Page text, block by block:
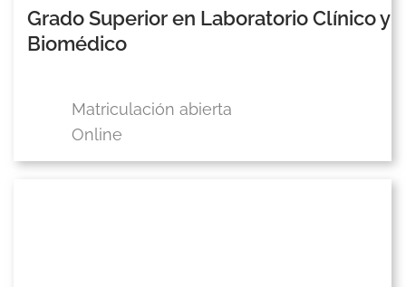
Grado Superior en Laboratorio Clínico y
Biomédico
Matriculación abierta
Online